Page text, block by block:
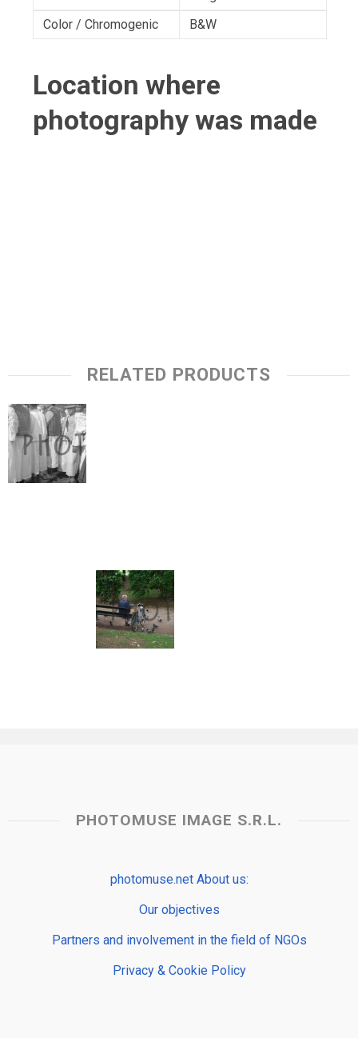
Color / Chromogenic
B&W
Location where
photography was made
RELATED PRODUCTS
PHOTOMUSE IMAGE S.R.L.
photomuse.net About us:
Our objectives
Partners and involvement in the field of NGOs
Privacy & Cookie Policy